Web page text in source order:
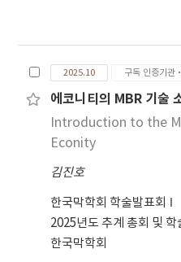
composition of x
crucible under
1,500 °C for 2 h, and
a transmittance
fabricated. All SaEb
vitrification. We also
thermal, and
Fourier transform
IR), glass transition
ray pattern. As the
2025.10 구독 인증기관
에코니티의 MBR 기술
Introduction to the
Econity
김진호
한국막학회 학술발표회
2025년도 추계 총회 및 학
한국막학회